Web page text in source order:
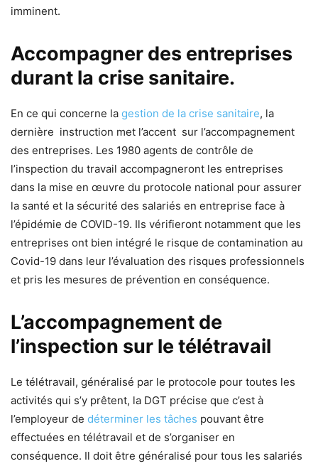
imminent.
Accompagner des entreprises
durant la crise sanitaire.
En ce qui concerne la gestion de la crise sanitaire, la
dernière instruction met l’accent sur l’accompagnement
des entreprises. Les 1980 agents de contrôle de
l’inspection du travail accompagneront les entreprises
dans la mise en œuvre du protocole national pour assurer
la santé et la sécurité des salariés en entreprise face à
l’épidémie de COVID-19. Ils vérifieront notamment que les
entreprises ont bien intégré le risque de contamination au
Covid-19 dans leur l’évaluation des risques professionnels
et pris les mesures de prévention en conséquence.
L’accompagnement de
l’inspection sur le télétravail
Le télétravail, généralisé par le protocole pour toutes les
activités qui s’y prêtent, la DGT précise que c’est à
l’employeur de déterminer les tâches pouvant être
effectuées en télétravail et de s’organiser en
conséquence. Il doit être généralisé pour tous les salariés